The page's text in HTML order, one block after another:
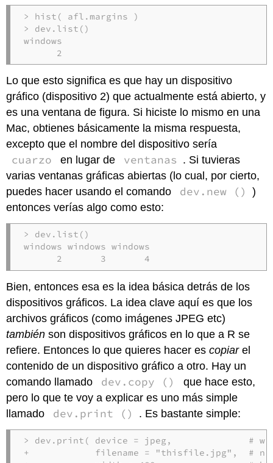
> hist( afl.margins )
> dev.list()
windows
      2
Lo que esto significa es que hay un dispositivo
gráfico (dispositivo 2) que actualmente está abierto, y
es una ventana de figura. Si hiciste lo mismo en una
Mac, obtienes básicamente la misma respuesta,
excepto que el nombre del dispositivo sería
cuarzo en lugar de ventanas . Si tuvieras
varias ventanas gráficas abiertas (lo cual, por cierto,
puedes hacer usando el comando
dev.new ()
)
entonces verías algo como esto:
> dev.list()
windows windows windows
      2       3       4
Bien, entonces esa es la idea básica detrás de los
dispositivos gráficos. La idea clave aquí es que los
archivos gráficos (como imágenes JPEG etc)
también son dispositivos gráficos en lo que a R se
refiere. Entonces lo que quieres hacer escopiarel
contenido de un dispositivo gráfico a otro. Hay un
comando llamado
dev.copy ()
que hace esto,
pero lo que te voy a explicar es uno más simple
llamado
dev.print () . Es bastante simple:
> dev.print( device = jpeg,              #
+            filename = "thisfile.jpg",  #